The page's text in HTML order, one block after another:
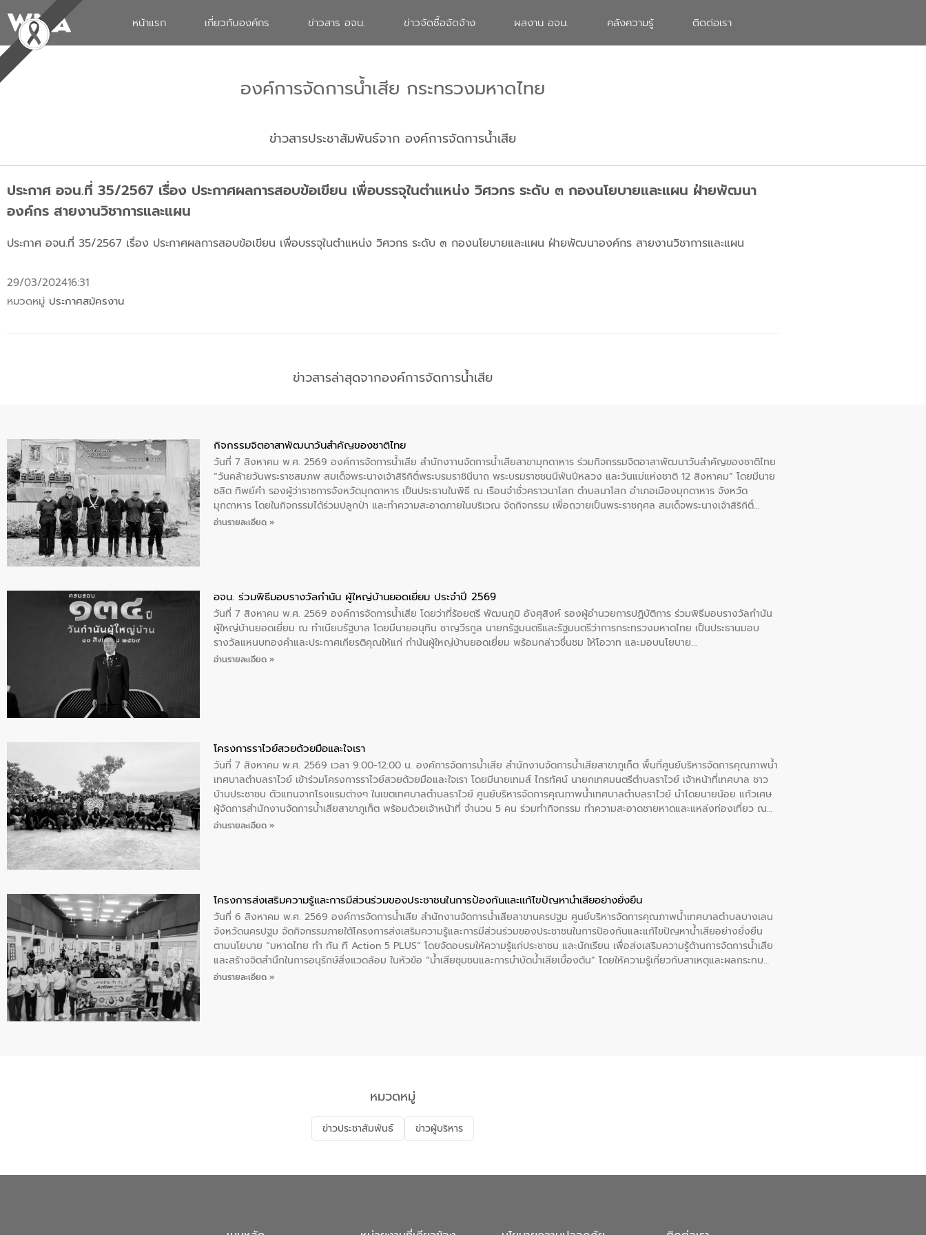
หน้าแรก เกี่ยวกับองค์กร ข่าวสาร อจน. ข่าวจัดซื้อจัดจ้าง ผลงาน อจน. คลังความรู้ ติดต่อเรา
องค์การจัดการน้ำเสีย กระทรวงมหาดไทย
ข่าวสารประชาสัมพันธ์จาก องค์การจัดการน้ำเสีย
ประกาศ อจน.ที่ 35/2567 เรื่อง ประกาศผลการสอบข้อเขียน เพื่อบรรจุในตำแหน่ง วิศวกร ระดับ ๓ กองนโยบายและแผน ฝ่ายพัฒนา
องค์กร สายงานวิชาการและแผน
ประกาศ อจน.ที่ 35/2567 เรื่อง ประกาศผลการสอบข้อเขียน เพื่อบรรจุในตำแหน่ง วิศวกร ระดับ ๓ กองนโยบายและแผน ฝ่ายพัฒนาองค์กร สายงานวิชาการและแผน
29/03/202416:31
หมวดหมู่ ประกาศสมัครงาน
ข่าวสารล่าสุดจากองค์การจัดการน้ำเสีย
กิจกรรมจิตอาสาพัฒนาวันสําคัญของชาติไทย
วันที่ 7 สิงหาคม พ.ศ. 2569 องค์การจัดการน้ำเสีย สำนักงาานจัดการน้ำเสียสาขามุกดาหาร ร่วมกิจกรรมจิตอาสาพัฒนาวันสําคัญของชาติไทย
“วันคล้ายวันพระราชสมภพ สมเด็จพระนางเจ้าสิริกิติ์พระบรมราชินีนาถ พระบรมราชชนนีพันปีหลวง และวันแม่แห่งชาติ 12 สิงหาคม” โดยมีนาย
ชลิต ทิพย์คำ รองผู้ว่าราชการจังหวัดมุกดาหาร เป็นประธานในพิธี ณ เรือนจําชั่วคราวนาโสก ตําบลนาโสก อําเภอเมืองมุกดาหาร จังหวัด
มุกดาหาร โดยในกิจกรรมได้ร่วมปลูกป่า และทําความสะอาดภายในบริเวณ จัดกิจกรรม เพื่อถวายเป็นพระราชกุศล สมเด็จพระนางเจ้าสิริกิติ์
พระบรมราชินีนาถ พระบรมราชชนนีพันปีหลวง พร้อมถวายสัจปฏิญาณ ทำความดีด้วยหัวใจ
อ่านรายละเอียด »
อจน. ร่วมพิธีมอบรางวัลกำนัน ผู้ใหญ่บ้านยอดเยี่ยม ประจำปี 2569
วันที่ 7 สิงหาคม พ.ศ. 2569 องค์การจัดการน้ำเสีย โดยว่าที่ร้อยตรี พัฒนภูมิ อังศุสิงห์ รองผู้อำนวยการปฏิบัติการ ร่วมพิธีมอบรางวัลกำนัน
ผู้ใหญ่บ้านยอดเยี่ยม ณ ทำเนียบรัฐบาล โดยมีนายอนุทิน ชาญวีรกูล นายกรัฐมนตรีและรัฐมนตรีว่าการกระทรวงมหาดไทย เป็นประธานมอบ
รางวัลแหนบทองคำและประกาศเกียรติคุณให้แก่ กำนันผู้ใหญ่บ้านยอดเยี่ยม พร้อมกล่าวชื่นชม ให้โอวาท และมอบนโยบาย
อ่านรายละเอียด »
โครงการราไวย์สวยด้วยมือและใจเรา
วันที่ 7 สิงหาคม พ.ศ. 2569 เวลา 9:00-12:00 น. องค์การจัดการน้ำเสีย สำนักงานจัดการน้ำเสียสาขาภูเก็ต พื้นที่ศูนย์บริหารจัดการคุณภาพน้ำ
เทศบาลตำบลราไวย์ เข้าร่วมโครงการราไวย์สวยด้วยมือและใจเรา โดยมีนายเทมส์ ไกรทัศน์ นายกเทศมนตรีตำบลราไวย์ เจ้าหน้าที่เทศบาล ชาว
บ้านประชาชน ตัวแทนจากโรงแรมต่างๆ ในเขตเทศบาลตำบลราไวย์ ศูนย์บริหารจัดการคุณภาพน้ำเทศบาลตำบลราไวย์ นำโดยนายน้อย แก้วเศษ
ผู้จัดการสำนักงานจัดการน้ำเสียสาขาภูเก็ต พร้อมด้วยเจ้าหน้าที่ จำนวน 5 คน ร่วมทำกิจกรรม ทำความสะอาดชายหาดและแหล่งท่องเที่ยว ณ
บริเวณแหลมพรหมเทพ หมู่ที่ 6 ตำบลราไวย์ อำเภอเมือง จังหวัดภูเก็ต
อ่านรายละเอียด »
โครงการส่งเสริมความรู้และการมีส่วนร่วมของประชาชนในการป้องกันและแก้ไขปัญหาน้ำเสียอย่างยั่งยืน
วันที่ 6 สิงหาคม พ.ศ. 2569 องค์การจัดการน้ำเสีย สำนักงานจัดการน้ำเสียสาขานครปฐม ศูนย์บริหารจัดการคุณภาพน้ำเทศบาลตำบลบางเลน
จังหวัดนครปฐม จัดกิจกรรมภายใต้โครงการส่งเสริมความรู้และการมีส่วนร่วมของประชาชนในการป้องกันและแก้ไขปัญหาน้ำเสียอย่างยั่งยืน
ตามนโยบาย “มหาดไทย ทำ ทัน ที Action 5 PLUS” โดยจัดอบรมให้ความรู้แก่ประชาชน และนักเรียน เพื่อส่งเสริมความรู้ด้านการจัดการน้ำเสีย
และสร้างจิตสำนึกในการอนุรักษ์สิ่งแวดล้อม ในหัวข้อ “น้ำเสียชุมชนและการบำบัดน้ำเสียเบื้องต้น” โดยให้ความรู้เกี่ยวกับสาเหตุและผลกระทบ
ของน้ำเสีย แนวทางการลดการเกิดน้ำเสียจากแหล่งกำเนิด การบำบัดน้ำเสียเบื้องต้นในครัวเรือน ณ เทศบาลตำบลบางเลน จังหวัดนครปฐม
อ่านรายละเอียด »
หมวดหมู่
ข่าวประชาสัมพันธ์ ข่าวผู้บริหาร